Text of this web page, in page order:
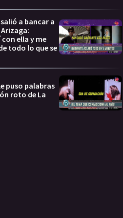
a bancar a
ella y me
todo lo que se
puso palabras
roto de La